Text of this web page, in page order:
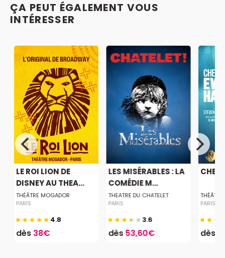
ÇA PEUT ÉGALEMENT VOUS
INTÉRESSER
LE ROI LION DE
DISNEY AU THEA...
THÉÂTRE MOGADOR
PARIS
4.8
dès 38€
LES MISÉRABLES : LA
COMÉDIE M...
THEATRE DU CHATELET
PARIS
3.6
dès53,60€
CHER
PARIS
dès